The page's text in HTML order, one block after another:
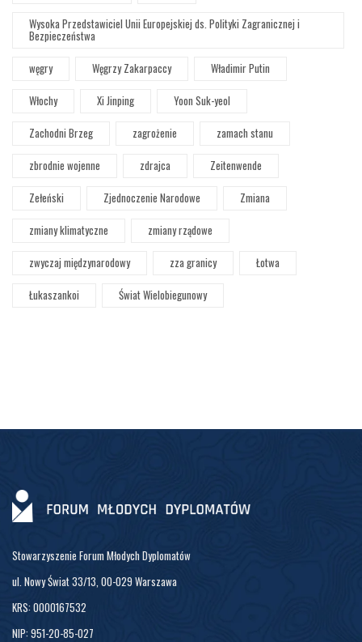
Wysoka Przedstawiciel Unii Europejskiej ds. Polityki Zagranicznej i
Bezpieczeństwa
węgry
Węgrzy Zakarpaccy
Władimir Putin
Włochy
Xi Jinping
Yoon Suk-yeol
Zachodni Brzeg
zagrożenie
zamach stanu
zbrodnie wojenne
zdrajca
Zeitenwende
Zełeński
Zjednoczenie Narodowe
Zmiana
zmiany klimatyczne
zmiany rządowe
zwyczaj międzynarodowy
zza granicy
Łotwa
Łukaszankoi
Świat Wielobiegunowy
Stowarzyszenie Forum Młodych Dyplomatów
ul. Nowy Świat 33/13, 00-029 Warszawa
KRS: 0000167532
NIP: 951-20-85-027